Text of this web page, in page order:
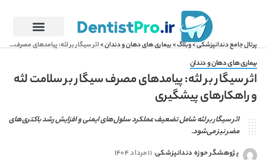
پرتال جامع دندانپزشکی>وبلاگ>بیماری های دهان و دندان>اثر سیگار بر لثه: پیامدهای مصرف سیگار بر سلامت لثه و راهکارهای پیشگیری
بیماری های دهان و دندان
اثر سیگار بر لثه: پیامدهای مصرف سیگار بر سلامت لثه
و راهکارهای پیشگیری
اثر سیگار بر لثه شامل تضعیف عملکرد سلول‌های ایمنی و افزایش رشد باکتری‌های
مضر نیز می‌شود.
پژوهشگر حوزه دندانپزشکی 11 مرداد 1404